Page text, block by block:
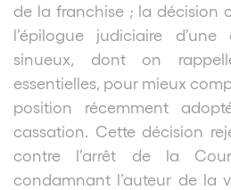
de la franchise ; la décision
l’épilogue judiciaire
sinueux, dont on
essentielles, pour mieux
position récemment
cassation. Cette décision
contre l’arrêt de la
condamnant l’auteur de la